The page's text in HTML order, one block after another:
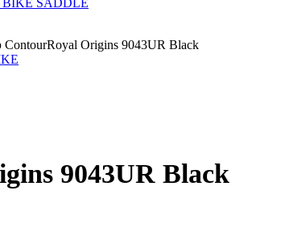
ContourRoyal Origins 9043UR Black
9043UR Black